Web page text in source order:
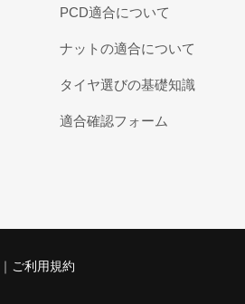
PCD適合について
ナットの適合について
タイヤ選びの基礎知識
適合確認フォーム
ご利用規約